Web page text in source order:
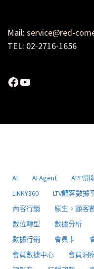
Mail: service@red-
TEL: 02-2716-1656
Facebook
YouTube
AI AI Agent APP開
LINKY360
LTV顧客數據
內容行銷
原生。顧客
數位轉型
數據分析
數據行銷
會員卡
會員數據中心
會員洞